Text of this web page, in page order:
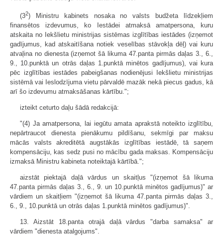
(32) Ministru kabinets nosaka no valsts budžeta līdzekļiem
finansētos izdevumus, ko Iestādei atmaksā amatpersona, kuru
atskaita no Iekšlietu ministrijas sistēmas izglītības iestādes (izņemot
gadījumus, kad atskaitīšana notiek veselības stāvokļa dēļ) vai kuru
atvaļina no dienesta (izņemot šā likuma 47.panta pirmās daļas 3., 6.,
9., 10.punktā un otrās daļas 1.punktā minētos gadījumus), vai kura
pēc izglītības iestādes pabeigšanas nodienējusi Iekšlietu ministrijas
sistēmā vai Ieslodzījuma vietu pārvaldē mazāk nekā piecus gadus, kā
arī šo izdevumu atmaksāšanas kārtību.";
izteikt ceturto daļu šādā redakcijā:
"(4) Ja amatpersona, lai iegūtu amata aprakstā noteikto izglītību,
nepārtraucot dienesta pienākumu pildīšanu, sekmīgi par maksu
mācās valsts akreditētā augstākās izglītības iestādē, tā saņem
kompensāciju, kas sedz pusi no mācību gada maksas. Kompensāciju
izmaksā Ministru kabineta noteiktajā kārtībā.";
aizstāt piektajā daļā vārdus un skaitļus "(izņemot šā likuma
47.panta pirmās daļas 3., 6., 9. un 10.punktā minētos gadījumus)" ar
vārdiem un skaitļiem "(izņemot šā likuma 47.panta pirmās daļas 3.,
6., 9., 10.punktā un otrās daļas 1.punktā minētos gadījumus)".
13. Aizstāt 18.panta otrajā daļā vārdus "darba samaksa" ar
vārdiem "dienesta atalgojums".